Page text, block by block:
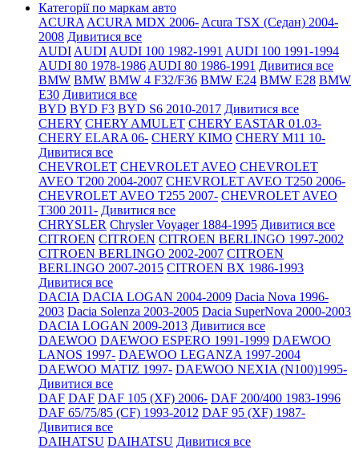
Категорії по маркам авто
ACURA ACURA MDX 2006- Acura TSX (Седан) 2004-
2008 Дивитися все
AUDI AUDI AUDI 100 1982-1991 AUDI 100 1991-1994
AUDI 80 1978-1986 AUDI 80 1986-1991 Дивитися все
BMW BMW BMW 4 F32/F36 BMW E24 BMW E28 BMW
E30 Дивитися все
BYD BYD F3 BYD S6 2010-2017 Дивитися все
CHERY CHERY AMULET CHERY EASTAR 01.03-
CHERY ELARA 06- CHERY KIMO CHERY M11 10-
Дивитися все
CHEVROLET CHEVROLET AVEO CHEVROLET
AVEO Т200 2004-2007 CHEVROLET AVEO Т250 2006-
CHEVROLET AVEO Т255 2007- CHEVROLET AVEO
Т300 2011- Дивитися все
CHRYSLER Chrysler Voyager 1884-1995 Дивитися все
CITROEN CITROEN CITROEN BERLINGO 1997-2002
CITROEN BERLINGO 2002-2007 CITROEN
BERLINGO 2007-2015 CITROEN BX 1986-1993
Дивитися все
DACIA DACIA LOGAN 2004-2009 Dacia Nova 1996-
2003 Dacia Solenza 2003-2005 Dacia SuperNova 2000-2003
DACIA LOGAN 2009-2013 Дивитися все
DAEWOO DAEWOO ESPERO 1991-1999 DAEWOO
LANOS 1997- DAEWOO LEGANZA 1997-2004
DAEWOO MATIZ 1997- DAEWOO NEXIA (N100)1995-
Дивитися все
DAF DAF DAF 105 (XF) 2006- DAF 200/400 1983-1996
DAF 65/75/85 (CF) 1993-2012 DAF 95 (XF) 1987-
Дивитися все
DAIHATSU DAIHATSU Дивитися все